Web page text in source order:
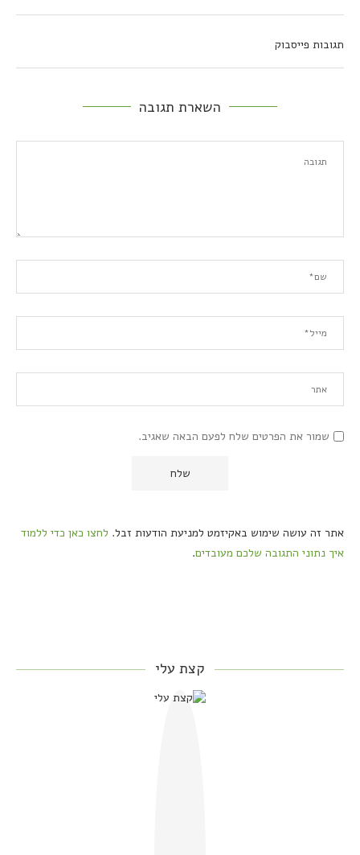
תגובות פייסבוק
השארת תגובה
שמור את הפרטים שלח לפעם הבאה שאגיב.
אתר זה עושה שימוש באקיזמט למניעת הודעות זבל. לחצו כאן כדי ללמוד
איך נתוני התגובה שלכם מעובדים.
קצת עלי